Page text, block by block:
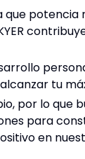
potencia
tu
por lo que
para
en